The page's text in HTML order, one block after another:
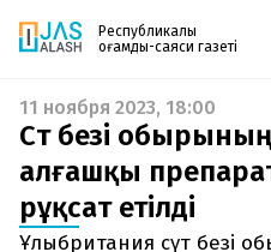
Республикалық
қоғамдық-саяси газеті
Жаңалықтар
Спорт
Live
Руханият
Аймақ
Архив
Газетке жазылу
PDF форматтағы газетті
поштаңызға алып
шыққан сәтте сізге бірден
11 ноября 2023, 18:00
Сүт безі
алғашқы
рұқсат етілді
Ұлыбритания сүт безі